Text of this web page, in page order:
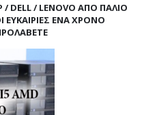
/ DELL / LENOVO ΑΠΟ ΠΑΛΙΌ
ΕΥΚΑΙΡΊΕΣ ΈΝΑ ΧΡΌΝΟ